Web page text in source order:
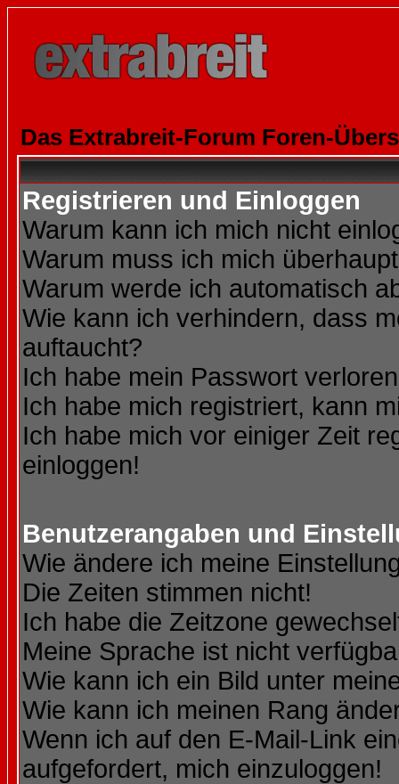
Das Extrabreit-Forum Foren-
Registrieren und Einloggen
Warum kann ich mich nicht
Warum muss ich mich
Warum werde ich automatisch
Wie kann ich verhindern, dass
auftaucht?
Ich habe mein Passwort
Ich habe mich registriert, kann
Ich habe mich vor einiger Zeit
einloggen!
Benutzerangaben und
Wie ändere ich meine
Die Zeiten stimmen nicht!
Ich habe die Zeitzone
Meine Sprache ist nicht
Wie kann ich ein Bild unter
Wie kann ich meinen Rang
Wenn ich auf den E-Mail-Link
aufgefordert, mich einzuloggen!